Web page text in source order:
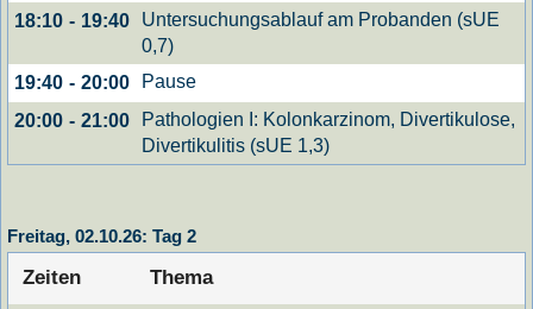
18:10 - 19:40
Untersuchungsablauf am Probanden (sUE
0,7)
19:40 - 20:00
Pause
20:00 - 21:00
Pathologien I: Kolonkarzinom, Divertikulose,
Divertikulitis (sUE 1,3)
Freitag, 02.10.26: Tag 2
Zeiten Thema